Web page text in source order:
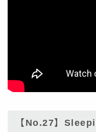
【No.27】